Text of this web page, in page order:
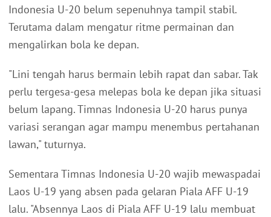
Indonesia U-20 belum sepenuhnya tampil stabil.
Terutama dalam mengatur ritme permainan dan
mengalirkan bola ke depan.
"Lini tengah harus bermain lebih rapat dan sabar. Tak
perlu tergesa-gesa melepas bola ke depan jika situasi
belum lapang. Timnas Indonesia U-20 harus punya
variasi serangan agar mampu menembus pertahanan
lawan," tuturnya.
Sementara Timnas Indonesia U-20 wajib mewaspadai
Laos U-19 yang absen pada gelaran Piala AFF U-19
lalu. "Absennya Laos di Piala AFF U-19 lalu membuat